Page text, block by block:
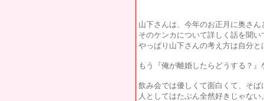
山下さんは、今年のお正月に奥さ
そのケンカについて詳しく話を聞い
やっぱり山下さんの考え方は自分
もう『俺が離婚したらどうする？
飲み会では優しくて面白くて、そば
人としてはたぶん全然好きじゃない